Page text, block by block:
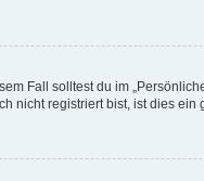
Fall solltest du im
nicht registriert bist, ist dies ein